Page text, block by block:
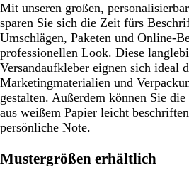
Mit unseren großen,
sparen Sie sich die Zeit fürs
Umschlägen, Paketen und Online-
professionellen Look. Diese
Versandaufkleber eignen sich ideal
Marketingmaterialien und
gestalten. Außerdem können Sie
aus weißem Papier leicht
persönliche Note.
Mustergrößen erhältlich